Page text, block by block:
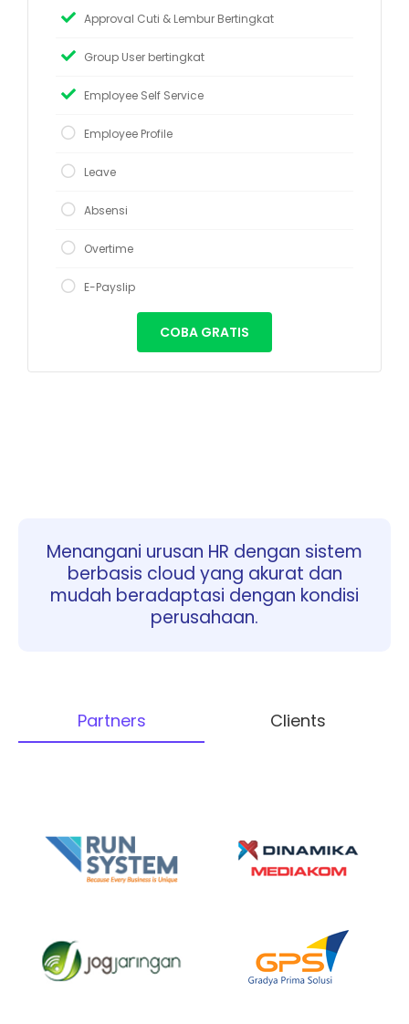
Approval Cuti & Lembur Bertingkat
Group User bertingkat
Employee Self Service
Employee Profile
Leave
Absensi
Overtime
E-Payslip
COBA GRATIS
Menangani urusan HR dengan sistem
berbasis cloud yang akurat dan
mudah beradaptasi dengan kondisi
perusahaan.
Partners Clients